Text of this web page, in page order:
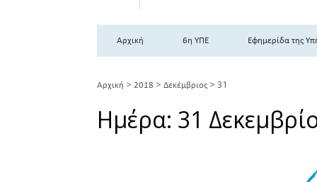
Αρχική 6η ΥΠΕ Εφημερίδα της
Αρχική > 2018 > Δεκέμβριος > 31
Ημέρα: 31